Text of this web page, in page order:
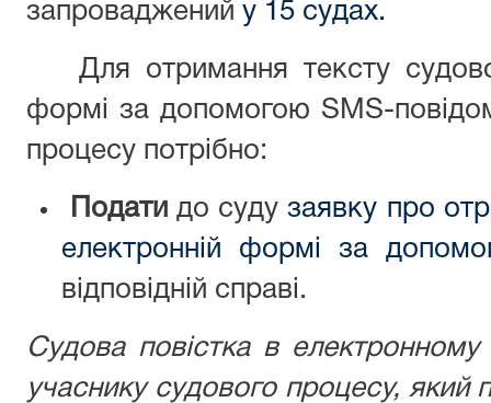
запроваджений у 15 судах.
Для отримання тексту
формі за допомогою SMS-
процесу потрібно:
Подати до судузаявку про
електронній формі за
відповідній справі.
Судова повістка в електронному
учаснику судового процесу, який